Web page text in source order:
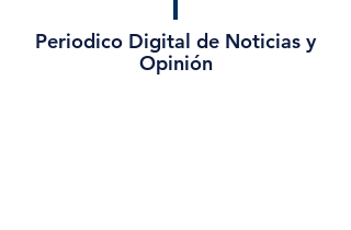
Periodico Digital de Noticias y
Opinión